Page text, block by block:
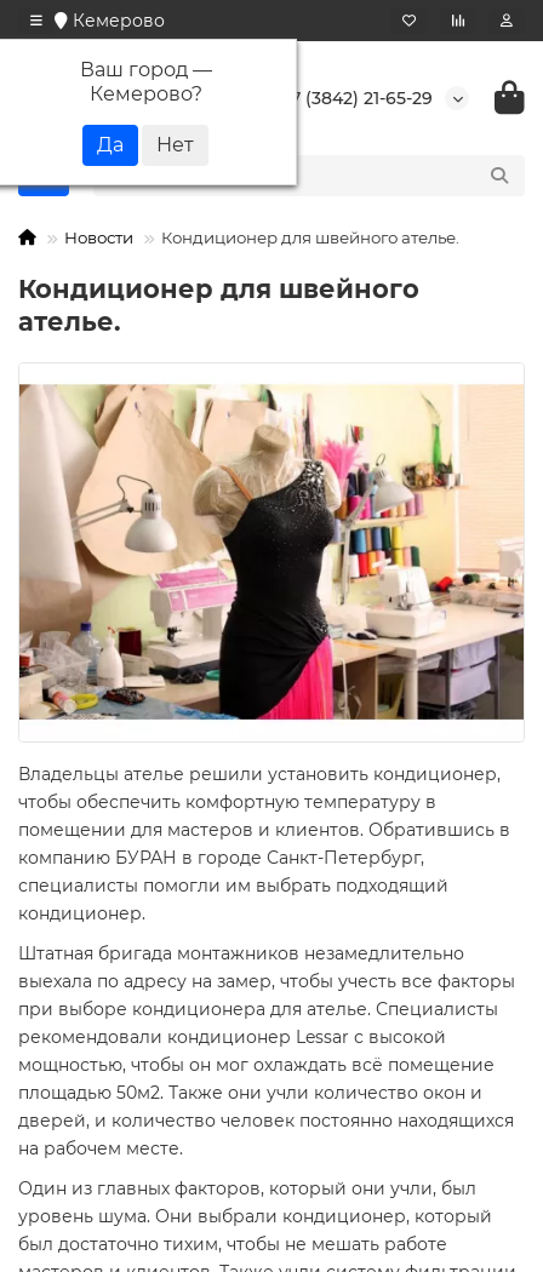
Кемерово
Ваш город —
Кемерово? +7 (3842) 21-65-29
Новости Кондиционер для швейного ателье.
Кондиционер для швейного
ателье.
Владельцы ателье решили установить кондиционер,
чтобы обеспечить комфортную температуру в
помещении для мастеров и клиентов. Обратившись в
компанию БУРАН в городе Санкт-Петербург,
специалисты помогли им выбрать подходящий
кондиционер.
Штатная бригада монтажников незамедлительно
выехала по адресу на замер, чтобы учесть все факторы
при выборе кондиционера для ателье. Специалисты
рекомендовали кондиционер Lessar с высокой
мощностью, чтобы он мог охлаждать всё помещение
площадью 50м2. Также они учли количество окон и
дверей, и количество человек постоянно находящихся
на рабочем месте.
Один из главных факторов, который они учли, был
уровень шума. Они выбрали кондиционер, который
был достаточно тихим, чтобы не мешать работе